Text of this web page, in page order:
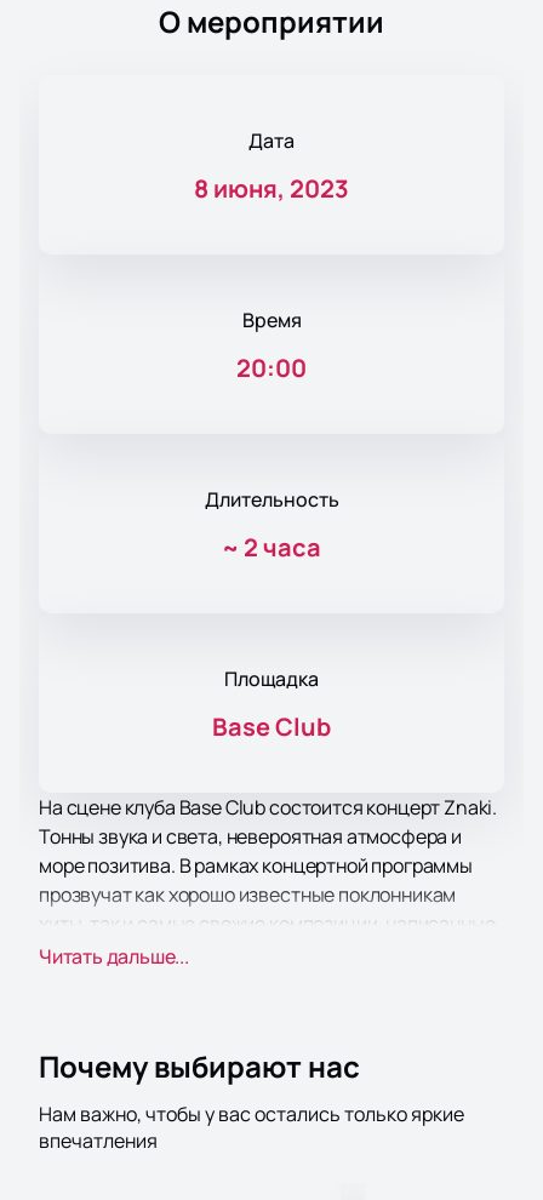
О мероприятии
Дата
8 июня, 2023
Время
20:00
Длительность
~ 2 часа
Площадка
Base Club
На сцене клуба Base Club состоится концерт Znaki.
Тонны звука и света, невероятная атмосфера и
море позитива. В рамках концертной программы
прозвучат как хорошо известные поклонникам
хиты, так и самые свежие композиции, написанные
совсем недавно. Концерт пройдет в поддержку
услышать хиты, а также невероятное шоу.
оборудование позволит вам отчетливо услышать
каждый аккорд и рассмотреть всё в малейших
Читать дальше...
Почему выбирают нас
Нам важно, чтобы у вас остались только яркие
впечатления